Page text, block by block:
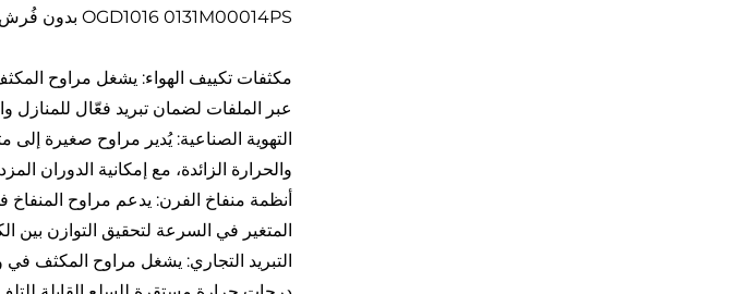
OGD1016 0131M00014PS بدون فُرش، تم تصميمه ليتفوق في مختلف الحالات عالية الطلب:
مكثفات تكييف الهواء: يشغل مراوح
عبر الملفات لضمان تبريد فعّال للمنازل
التهوية الصناعية: يُدير مراوح صغيرة
والحرارة الزائدة، مع إمكانية الدوران
أنظمة منفاخ الفرن: يدعم مراوح المنفاخ
المتغير في السرعة لتحقيق التوازن بين
التبريد التجاري: يشغل مراوح المكثف